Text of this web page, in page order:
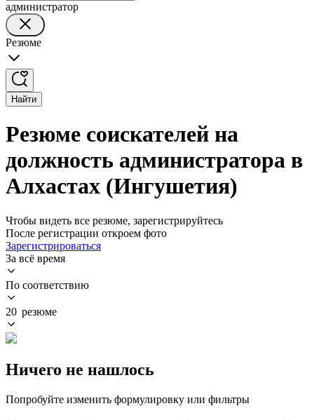
администратор
Резюме
Найти
Резюме соискателей на
должность администратора в
Алхастах (Ингушетия)
Чтобы видеть все резюме, зарегистрируйтесь
После регистрации откроем фото
Зарегистрироваться
За всё время
По соответствию
20 резюме
Ничего не нашлось
Попробуйте изменить формулировку или фильтры